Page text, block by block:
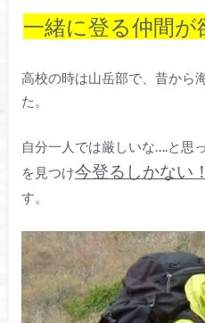
一緒に登る仲間
高校の時は山岳部で、昔から
た。
自分一人では厳しいな….と思
を見つけ今登るしかない！
す。